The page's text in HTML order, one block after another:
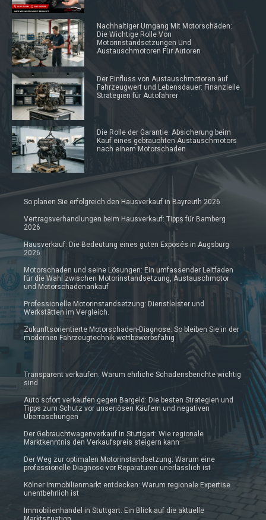
Nachhaltiger Umgang Mit Motorschäden:
Die Wichtige Rolle Von
Motorinstandsetzungen Und
Austauschmotoren Für Autoren
Der Einfluss von Austauschmotoren auf
Fahrzeugwert und Lebensdauer: Finanzielle
Strategien für Autofahrer
Die Rolle der Garantie: Absicherung beim
Kauf eines gebrauchten Austauschmotors
nach einem Motorschaden
So planen Sie erfolgreich den Hausverkauf in Bayreuth 2026
Vertragsverhandlungen beim Hausverkauf: Tipps für Bamberg
2026
Hausverkauf: Die Bedeutung eines guten Exposés in Augsburg
2026
Motorschaden und seine Lösungen: Ein umfassender Leitfaden
für die Wahl zwischen Motorinstandsetzung, Austauschmotor
und Motorschadenankauf
Professionelle Motorinstandsetzung: Dienstleister und
Werkstätten im Vergleich.
Zukunftsorientierte Motorschaden-Diagnose: So bleiben Sie in der
modernen Fahrzeugtechnik wettbewerbsfähig
Transparent verkaufen: Warum ehrliche Schadensberichte wichtig
sind
Auto sofort verkaufen gegen Bargeld: Die besten Strategien und
Tipps zum Schutz vor unseriösen Käufern und negativen
Überraschungen
Der Gebrauchtwagenverkauf in Stuttgart: Wie regionale
Marktkenntnis den Verkaufspreis steigern kann
Der Weg zur optimalen Motorinstandsetzung: Warum eine
professionelle Diagnose vor Reparaturen unerlässlich ist
Kölner Immobilienmarkt entdecken: Warum regionale Expertise
unentbehrlich ist
Immobilienhandel in Stuttgart: Ein Blick auf die aktuelle